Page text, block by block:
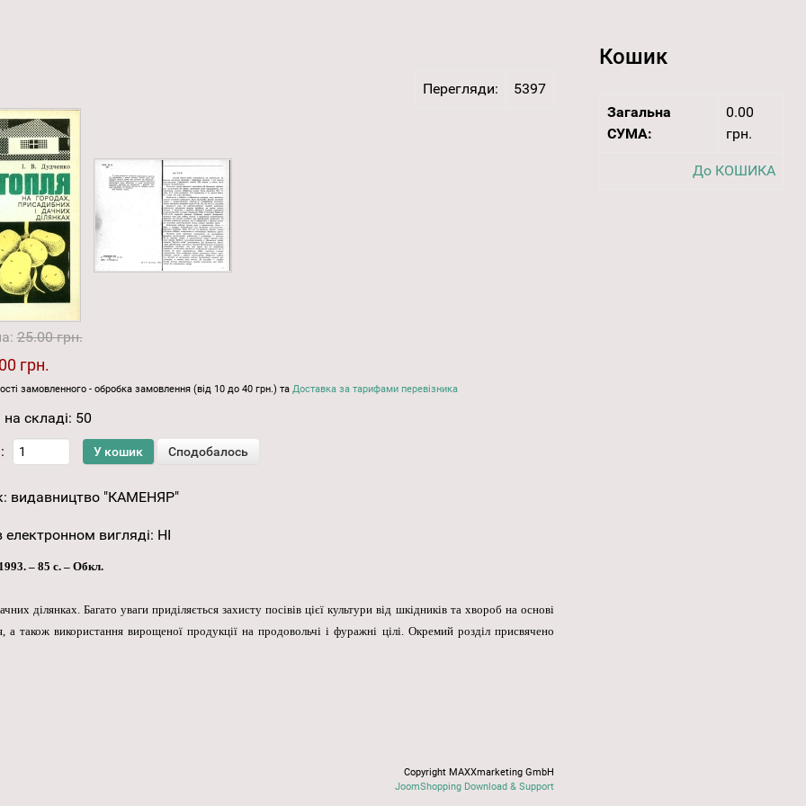
Перегляди: 5397
25.00 грн.
грн.
замовленного - обробка замовлення (від 10 до 40 грн.) та Доставка за тарифами перевізника
на складі: 50
видавництво "КАМЕНЯР"
вигляді: НІ
– 85 с. – Обкл.
ділянках. Багато уваги приділяється захисту посівів цієї культури від шкідників та хвороб на основі
також використання вирощеної продукції на продовольчі і фуражні цілі. Окремий розділ присвячено
Copyright MAXXmarketing GmbH
JoomShopping Download & Support
Кошик
Загальна
СУМА:
0.00
грн.
До КОШИКА